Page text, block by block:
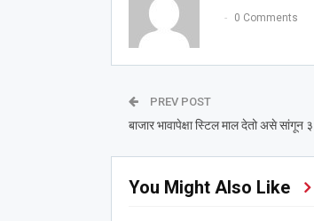
0 Comments
PREV POST
बाजार भावापेक्षा स्टिल माल देतो असे
You Might Also Like